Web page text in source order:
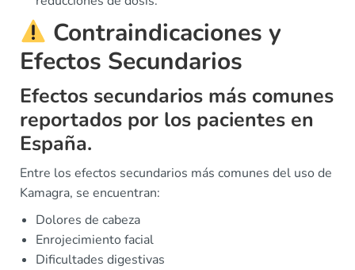
Contraindicaciones y
Efectos Secundarios
Efectos secundarios más comunes
reportados por los pacientes en
España.
Entre los efectos secundarios más comunes del uso de
Kamagra, se encuentran:
Dolores de cabeza
Enrojecimiento facial
Dificultades digestivas